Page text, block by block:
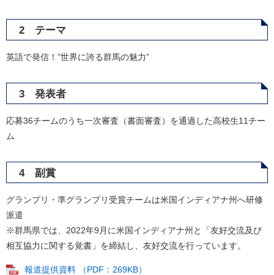
2 テーマ
英語で発信！”世界に誇る群馬の魅力”
3 発表者
応募36チームのうち一次審査（書面審査）を通過した高校生11チー
ム
4 副賞
グランプリ・準グランプリ受賞チームは米国インディアナ州へ研修
派遣
※群馬県では、2022年9月に米国インディアナ州と「友好交流及び
相互協力に関する覚書」を締結し、友好交流を行っています。
報道提供資料 （PDF：269KB）